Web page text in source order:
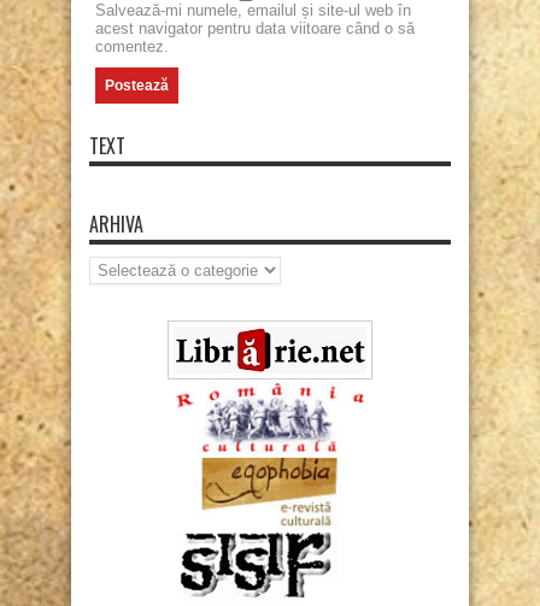
Salvează-mi numele, emailul și site-ul web în
acest navigator pentru data viitoare când o să
comentez.
TEXT
ARHIVA
Arhiva